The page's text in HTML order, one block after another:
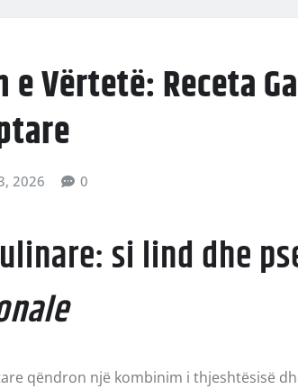
Vërtetë: Receta
2026 0
si lind dhe
qëndron një kombinim i thjeshtësisë